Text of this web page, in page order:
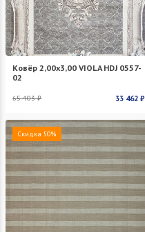
Ковёр 2,00х3,00 VIOLA HDJ 0557-
02
65 403 ₽ 33 462 ₽
Скидка 50%